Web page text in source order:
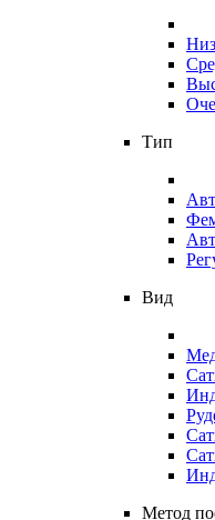
Тип
Вид
Метод